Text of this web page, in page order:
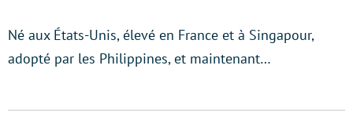
Né aux États-Unis, élevé en France et à Singapour,
adopté par les Philippines, et maintenant…